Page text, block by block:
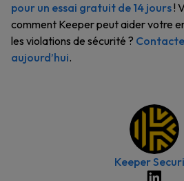
pour un essai gratuit de 14 jours!
comment Keeper peut aider votre
les violations de sécurité ?
aujourd’hui.
Keeper